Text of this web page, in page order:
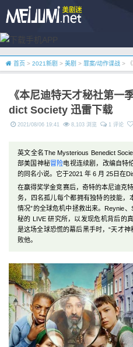
首页 > 2021新剧 > 美剧 > 罪案/动作谍战 >
《本尼迪特天才秘社第
dict Society 迅雷下载
2021/08/06 19:41 8,103 浏览 1 评论
英文全名The Mysterious Benedict
部美国神秘冒险电视连续剧，改编自特
的同名小说。它于2021 年 6 月 25日在
在赢得奖学金竞赛后，奇特的本尼迪克
务，四名孤儿每个都拥有独特的技能，
情况”的全球危机中拯救出来。Reynie
秘的 LIVE 研究所，以发现危机背后的
是这场全球恐慌的幕后黑手时，“天才
败他。